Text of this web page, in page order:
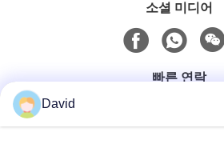
소셜 미디어
빠른 연락
전화
David